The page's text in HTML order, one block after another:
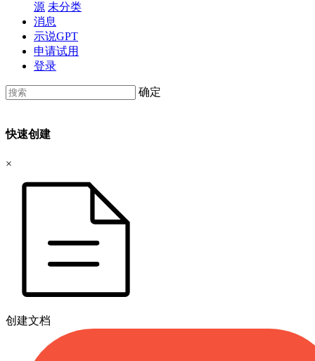
源 未分类
消息
示说GPT
申请试用
登录
确定
快速创建
×
创建文档